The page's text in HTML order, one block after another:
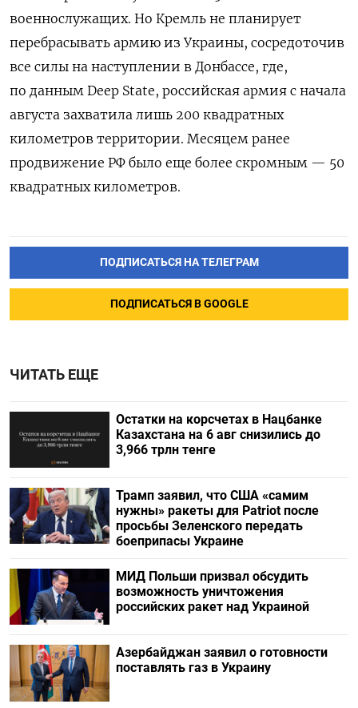
военнослужащих. Но Кремль не планирует
перебрасывать армию из Украины, сосредоточив
все силы на наступлении в Донбассе, где,
по данным Deep State, российская армия с начала
августа захватила лишь 200 квадратных
километров территории. Месяцем ранее
продвижение РФ было еще более скромным — 50
квадратных километров.
ПОДПИСАТЬСЯ НА ТЕЛЕГРАМ
ПОДПИСАТЬСЯ В GOOGLE
ЧИТАТЬ ЕЩЕ
Остатки на корсчетах в Нацбанке
Казахстана на 6 авг снизились до
3,966 трлн тенге
Трамп заявил, что США «самим
нужны» ракеты для Patriot после
просьбы Зеленского передать
боеприпасы Украине
МИД Польши призвал обсудить
возможность уничтожения
российских ракет над Украиной
Азербайджан заявил о готовности
поставлять газ в Украину